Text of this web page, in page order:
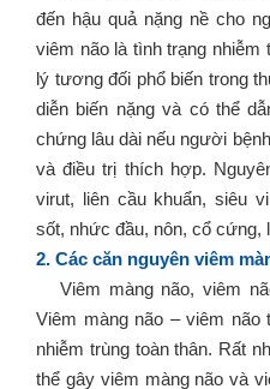
đến hậu quả nặng nề cho
viêm não là tình trạng nhiễm
lý tương đối phổ biến trong
diễn biến nặng và có thể
chứng lâu dài nếu người
và điều trị thích hợp.
virut, liên cầu khuẩn, siêu
sốt, nhức đầu, nôn, cổ cứng,
2. Các căn nguyên viêm
Viêm màng não, viêm
Viêm màng não – viêm não
nhiễm trùng toàn thân. Rất
thể gây viêm màng não và